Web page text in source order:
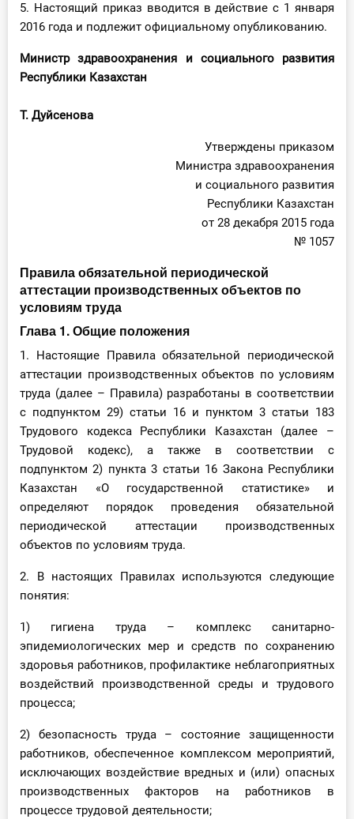
5. Настоящий приказ вводится в действие с 1 января
2016 года и подлежит официальному опубликованию.
Министр здравоохранения и социального развития
Республики Казахстан
Т. Дуйсенова
Утверждены приказом
Министра здравоохранения
и социального развития
Республики Казахстан
от 28 декабря 2015 года
№ 1057
Правила обязательной периодической
аттестации производственных объектов по
условиям труда
Глава 1. Общие положения
1. Настоящие Правила обязательной периодической
аттестации производственных объектов по условиям
труда (далее – Правила) разработаны в соответствии
с подпунктом 29) статьи 16 и пунктом 3 статьи 183
Трудового кодекса Республики Казахстан (далее –
Трудовой кодекс), а также в соответствии с
подпунктом 2) пункта 3 статьи 16 Закона Республики
Казахстан «О государственной статистике» и
определяют порядок проведения обязательной
периодической аттестации производственных
объектов по условиям труда.
2. В настоящих Правилах используются следующие
понятия:
1) гигиена труда – комплекс санитарно-
эпидемиологических мер и средств по сохранению
здоровья работников, профилактике неблагоприятных
воздействий производственной среды и трудового
процесса;
2) безопасность труда – состояние защищенности
работников, обеспеченное комплексом мероприятий,
исключающих воздействие вредных и (или) опасных
производственных факторов на работников в
процессе трудовой деятельности;